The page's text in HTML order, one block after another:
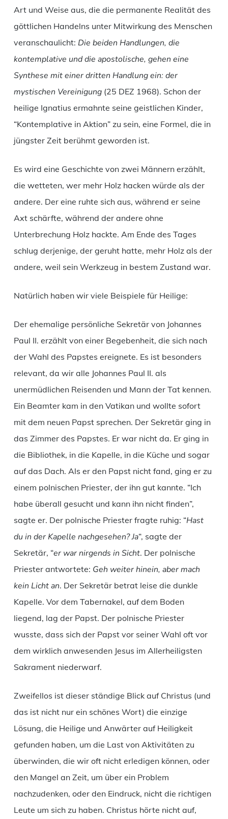
Art und Weise aus, die die permanente Realität des
göttlichen Handelns unter Mitwirkung des Menschen
veranschaulicht: Die beiden Handlungen, die
kontemplative und die apostolische, gehen eine
Synthese mit einer dritten Handlung ein: der
mystischen Vereinigung (25 DEZ 1968). Schon der
heilige Ignatius ermahnte seine geistlichen Kinder,
“Kontemplative in Aktion” zu sein, eine Formel, die in
jüngster Zeit berühmt geworden ist.
Es wird eine Geschichte von zwei Männern erzählt,
die wetteten, wer mehr Holz hacken würde als der
andere. Der eine ruhte sich aus, während er seine
Axt schärfte, während der andere ohne
Unterbrechung Holz hackte. Am Ende des Tages
schlug derjenige, der geruht hatte, mehr Holz als der
andere, weil sein Werkzeug in bestem Zustand war.
Natürlich haben wir viele Beispiele für Heilige:
Der ehemalige persönliche Sekretär von Johannes
Paul II. erzählt von einer Begebenheit, die sich nach
der Wahl des Papstes ereignete. Es ist besonders
relevant, da wir alle Johannes Paul II. als
unermüdlichen Reisenden und Mann der Tat kennen.
Ein Beamter kam in den Vatikan und wollte sofort
mit dem neuen Papst sprechen. Der Sekretär ging in
das Zimmer des Papstes. Er war nicht da. Er ging in
die Bibliothek, in die Kapelle, in die Küche und sogar
auf das Dach. Als er den Papst nicht fand, ging er zu
einem polnischen Priester, der ihn gut kannte. “Ich
habe überall gesucht und kann ihn nicht finden”,
sagte er. Der polnische Priester fragte ruhig: “Hast
du in der Kapelle nachgesehen? Ja“, sagte der
Sekretär, “er war nirgends in Sicht. Der polnische
Priester antwortete: Geh weiter hinein, aber mach
kein Licht an. Der Sekretär betrat leise die dunkle
Kapelle. Vor dem Tabernakel, auf dem Boden
liegend, lag der Papst. Der polnische Priester
wusste, dass sich der Papst vor seiner Wahl oft vor
dem wirklich anwesenden Jesus im Allerheiligsten
Sakrament niederwarf.
Zweifellos ist dieser ständige Blick auf Christus (und
das ist nicht nur ein schönes Wort) die einzige
Lösung, die Heilige und Anwärter auf Heiligkeit
gefunden haben, um die Last von Aktivitäten zu
überwinden, die wir oft nicht erledigen können, oder
den Mangel an Zeit, um über ein Problem
nachzudenken, oder den Eindruck, nicht die richtigen
Leute um sich zu haben. Christus hörte nicht auf,